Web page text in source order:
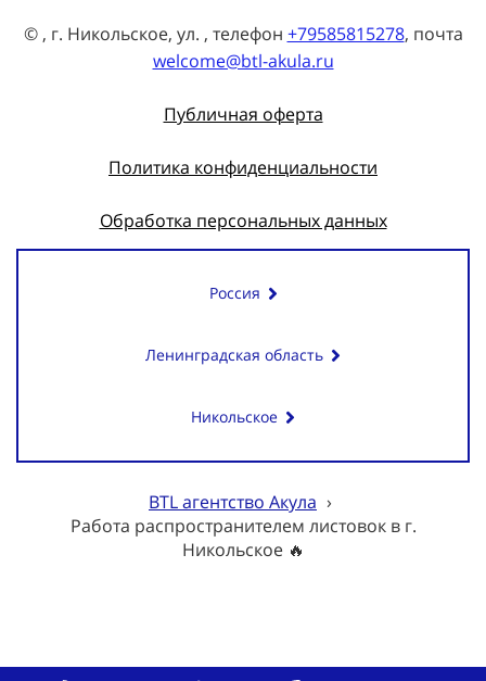
© , г. Никольское, ул. , телефон +79585815278, почта
welcome@btl-akula.ru
Публичная оферта
Политика конфиденциальности
Обработка персональных данных
Россия
Ленинградская область
Никольское
BTL агентство Акула ›
Работа распространителем листовок в г.
Никольское 🔥